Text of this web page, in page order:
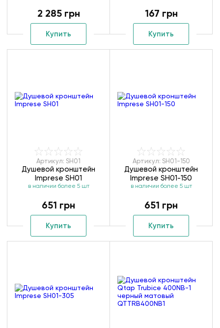
2 285 грн
Купить
167 грн
Купить
Артикул: SH01
Душевой кронштейн
Imprese SH01
в наличии более 5 шт
651 грн
Купить
Артикул: SH01-150
Душевой кронштейн
Imprese SH01-150
в наличии более 5 шт
651 грн
Купить